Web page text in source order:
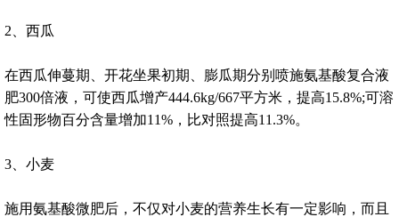
2、西瓜
在西瓜伸蔓期、开花坐果初期、膨瓜期分别喷施氨基酸复合液
肥300倍液，可使西瓜增产444.6kg/667平方米，提高15.8%;可溶
性固形物百分含量增加11%，比对照提高11.3%。
3、小麦
施用氨基酸微肥后，不仅对小麦的营养生长有一定影响，而且